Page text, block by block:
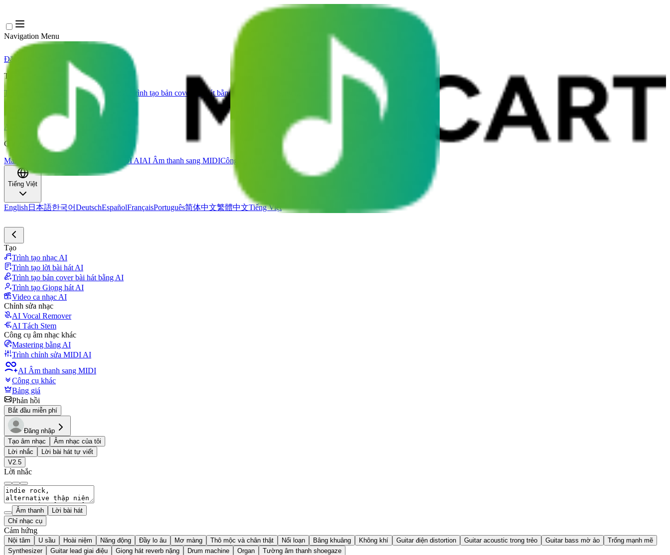
Navigation Menu
Đăng nhập Close menu
Tạo
Trình tạo nhạc AI
Trình tạo lời bài hát AI Trình tạo bản cover bài hát bằng AI
Video ca nhạc AI
AI Vocal Remover
Công cụ âm nhạc khác
Mastering bằng AI
Trình chỉnh sửa MIDI AIAI Âm thanh sang MIDICông cụ khác
Tiếng Việt
English 日本語한국어DeutschEspañolFrançaisPortuguês简体中文繁體中文Tiếng Việt
Tạo
Trình tạo nhạc AI
Trình tạo lời bài hát AI
Trình tạo bản cover bài hát bằng AI
Trình tạo Giọng hát AI
Video ca nhạc AI
Chỉnh sửa nhạc
AI Vocal Remover
AI Tách Stem
Công cụ âm nhạc khác
Mastering bằng AI
Trình chỉnh sửa MIDI AI
AI Âm thanh sang MIDI
Công cụ khác
Bảng giá
Phản hồi
Bắt đầu miễn phí
Đăng nhập
Tạo âm nhạc
Âm nhạc của tôi
Lời nhắc
Lời bài hát tự viết
V2.5
Lời nhắc
Âm thanh
Lời bài hát
Chỉ nhạc cụ
Cảm hứng
Nội tâm U sầu Hoài niệm Năng động Đầy lo âu Mơ màng Thô mộc và chân thật Nổi loạn Bâng khuâng Không khí Guitar điện distortion Guitar acoustic trong trẻo Guitar bass mờ ảo
Trống mạnh mẽ
Synthesizer
Guitar lead giai điệu Giọng hát reverb nặng Drum machine Organ Tường âm thanh shoegaze